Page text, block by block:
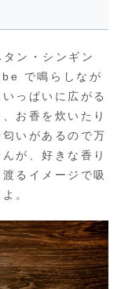
ン・シンギン
で鳴らしなが
っぱいに広がる
お香を炊いたり
いがあるので万
が、好きな香り
るイメージで吸
。